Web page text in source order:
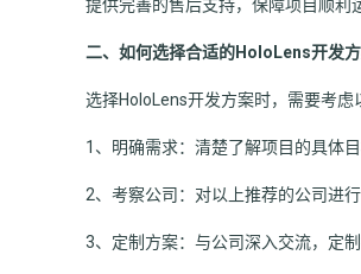
提供完善的售后支持，保障项目顺利
二、如何选择合适的HoloLens开发
选择HoloLens开发方案时，需要考虑
1、明确需求：清楚了解项目的具体目
2、考察公司：对以上推荐的公司进
3、定制方案：与公司深入交流，定